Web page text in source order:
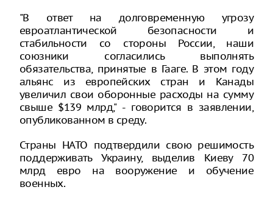
"В ответ на долговременную угрозу
евроатлантической безопасности и
стабильности со стороны России, наши
союзники согласились выполнять
обязательства, принятые в Гааге. В этом году
альянс из европейских стран и Канады
увеличил свои оборонные расходы на сумму
свыше $139 млрд," - говорится в заявлении,
опубликованном в среду.
Страны НАТО подтвердили свою решимость
поддерживать Украину, выделив Киеву 70
млрд евро на вооружение и обучение
военных.